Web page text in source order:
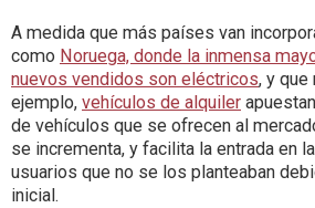
A medida que más países van
como Noruega, donde la inmensa
nuevos vendidos son eléctricos, y
ejemplo, vehículos de alquiler
de vehículos que se ofrecen al
se incrementa, y facilita la entrada en
usuarios que no se los planteaban
inicial.